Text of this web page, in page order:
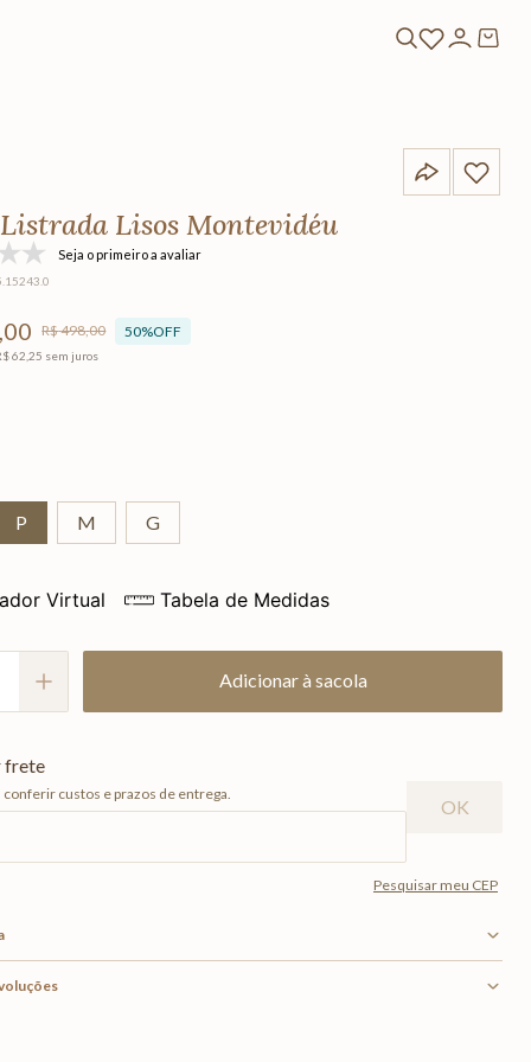
Lisos Montevidéu
Seja o primeiro a avaliar
,00 R$498,00 50%OFF
62 ,25 sem juros
P M G
Virtual Tabela de Medidas
Adicionar à sacola